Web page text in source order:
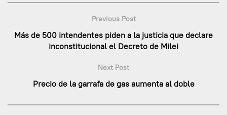
Previous Post
Más de 500 intendentes piden a la justicia que declare
inconstitucional el Decreto de Milei
Next Post
Precio de la garrafa de gas aumenta al doble